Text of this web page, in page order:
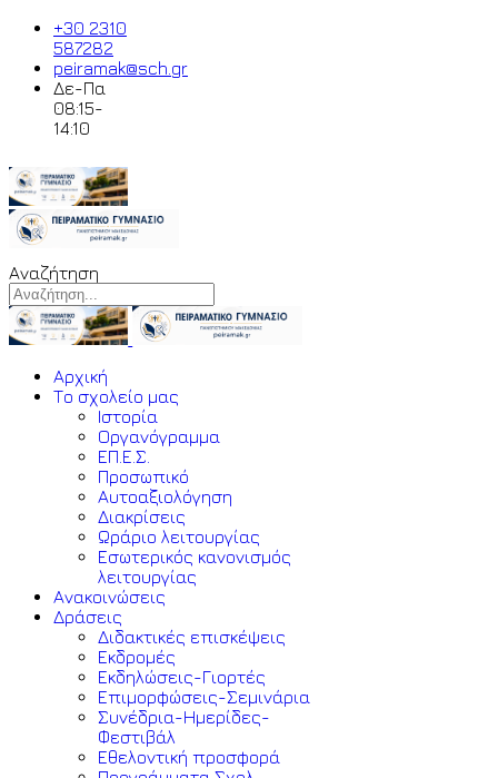
+30 2310
587282
peiramak@sch.gr
Δε-Πα
08:15-
14:10
Αναζήτηση
Αρχική
Το σχολείο μας
Ιστορία
Οργανόγραμμα
ΕΠ.Ε.Σ.
Προσωπικό
Αυτοαξιολόγηση
Διακρίσεις
Ωράριο λειτουργίας
Εσωτερικός κανονισμός
λειτουργίας
Ανακοινώσεις
Δράσεις
Διδακτικές επισκέψεις
Εκδρομές
Εκδηλώσεις-Γιορτές
Επιμορφώσεις-Σεμινάρια
Συνέδρια-Ημερίδες-
Φεστιβάλ
Εθελοντική προσφορά